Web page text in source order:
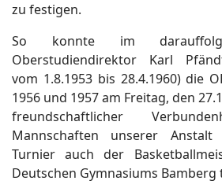
zu festigen.
So konnte im
Oberstudiendirektor Karl
vom 1.8.1953 bis 28.4.1960) die
1956 und 1957 am Freitag, den
freundschaftlicher
Mannschaften unserer
Turnier auch der
Deutschen Gymnasiums Bamberg